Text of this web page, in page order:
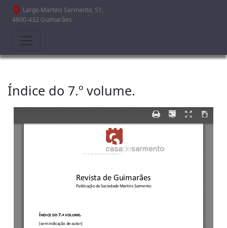
Passar para o conteúdo principal
Largo Martins Sarmento, 51,
4800-432 Guimarães
Índice do 7.º volume.